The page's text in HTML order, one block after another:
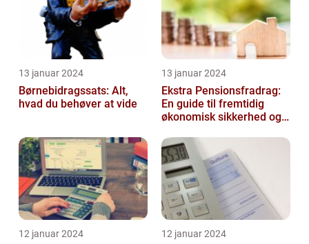
13 januar 2024
Børnebidragssats: Alt,
hvad du behøver at vide
13 januar 2024
Ekstra Pensionsfradrag:
En guide til fremtidig
økonomisk sikkerhed og
12 januar 2024 12 januar 2024